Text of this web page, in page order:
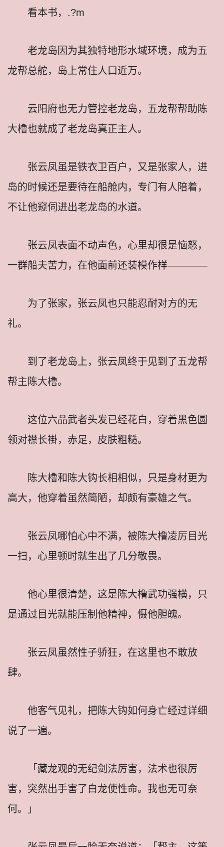
看本书，.?m
老龙岛因为其独特地形水域环境，成为五
龙帮总舵，岛上常住人口近万。
云阳府也无力管控老龙岛，五龙帮帮助陈
大橹也就成了老龙岛真正主人。
张云凤虽是铁衣卫百户，又是张家人，进
岛的时候还是要待在船舱内，专门有人陪着，
不让他窥伺进出老龙岛的水道。
张云凤表面不动声色，心里却很是恼怒，
一群船夫苦力，在他面前还装模作样————
为了张家，张云凤也只能忍耐对方的无
礼。
到了老龙岛上，张云凤终于见到了五龙帮
帮主陈大橹。
这位六品武者头发已经花白，穿着黑色圆
领对襟长褂，赤足，皮肤粗糙。
陈大橹和陈大钩长相相似，只是身材更为
高大，他穿着虽然简陋，却颇有豪雄之气。
张云凤哪怕心中不满，被陈大橹凌厉目光
一扫，心里顿时就生出了几分敬畏。
他心里很清楚，这是陈大橹武功强横，只
是通过目光就能压制他精神，慑他胆魄。
张云凤虽然性子骄狂，在这里也不敢放
肆。
他客气见礼，把陈大钩如何身亡经过详细
说了一遍。
「藏龙观的无纪剑法厉害，法术也很厉
害，突然出手害了白龙使性命。我也无可奈
何。」